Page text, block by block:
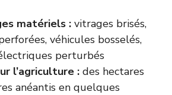
matériels : vitrages brisés,
véhicules bosselés,
perturbés
l’agriculture : des hectares
anéantis en quelques